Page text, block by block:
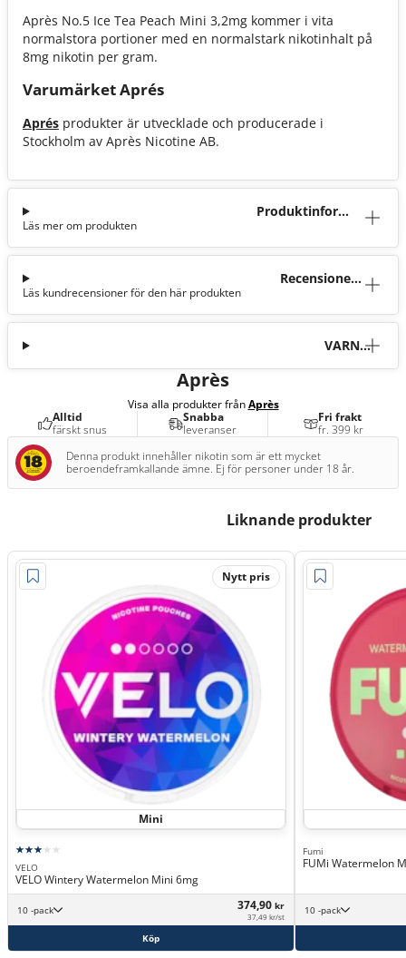
Après No.5 Ice Tea Peach Mini 3,2mg kommer i vita
normalstora portioner med en normalstark nikotinhalt på
8mg nikotin per gram.
Varumärket Aprés
Aprés produkter är utvecklade och producerade i
Stockholm av Après Nicotine AB.
Produktinforma
Läs mer om produkten
Recensioner
Läs kundrecensioner för den här produkten
VARNI
Après
Visa alla produkter frånAprès
Alltid
färskt snus
Snabba
leveranser
Fri frakt
fr. 399 kr
Denna produkt innehåller nikotin som är ett mycket
beroendeframkallande ämne. Ej för personer under 18 år.
Liknande produkter
Nytt pris
Mini
VELO
VELO Wintery Watermelon Mini 6mg
10 -pack 374,90 kr
37,49 kr/st
Köp
Fumi
FUMi Watermelon
10 -pack